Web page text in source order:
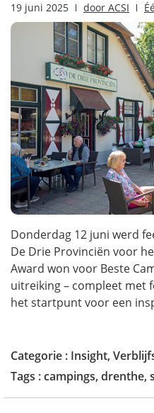
19 juni 2025 door ACSI
Donderdag 12 juni werd
De Drie Provinciën voor
Award won voor Beste
uitreiking – compleet met
het startpunt voor een
Categorie : Insight,
Tags :campings, drenthe,